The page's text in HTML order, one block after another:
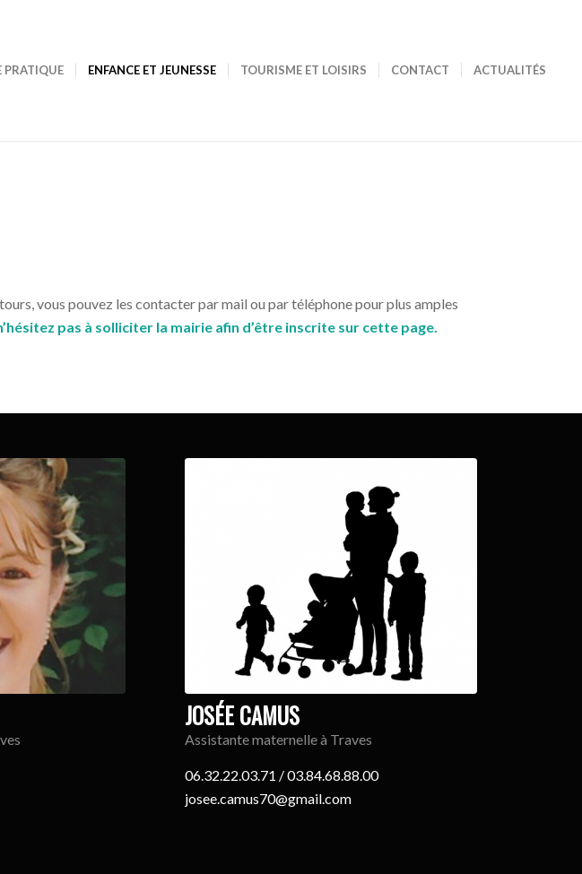
PRATIQUE ENFANCE ET JEUNESSE TOURISME ET LOISIRS CONTACT ACTUALITÉS
vous pouvez les contacter par mail ou par téléphone pour plus amples
pas à solliciter la mairie afin d’être inscrite sur cette page.
JOSÉE CAMUS
Assistante maternelle à Traves
06.32.22.03.71 / 03.84.68.88.00
josee.camus70@gmail.com